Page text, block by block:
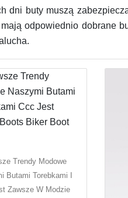
buty muszą
odpowiednio dobrane
Trendy Modowe
Butami Torebkami I
Zawsze W Modzie